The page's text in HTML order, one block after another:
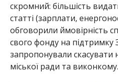
скромний: більшість
статті (зарплати,
обговорили ймовірність
свого фонду на підтримку
запропонували
міської ради та виконкому.